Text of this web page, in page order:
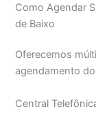
Como Agendar
de Baixo
Oferecemos
agendamento
Central